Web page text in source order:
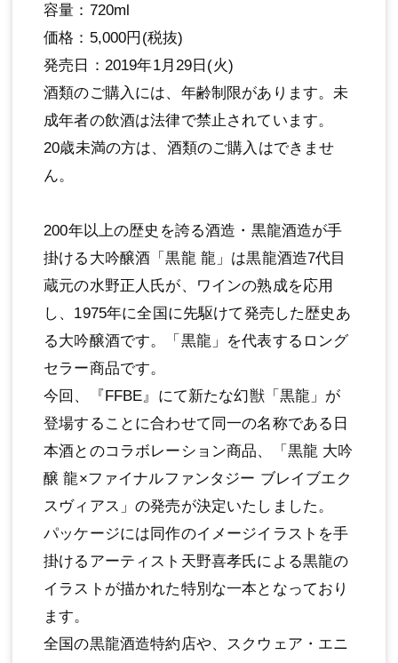
容量：720ml
価格：5,000円(税抜)
発売日：2019年1月29日(火)
酒類のご購入には、年齢制限があります。未
成年者の飲酒は法律で禁止されています。
20歳未満の方は、酒類のご購入はできませ
ん。
200年以上の歴史を誇る酒造・黒龍酒造が手
掛ける大吟醸酒「黒龍 龍」は黒龍酒造7代目
蔵元の水野正人氏が、ワインの熟成を応用
し、1975年に全国に先駆けて発売した歴史あ
る大吟醸酒です。「黒龍」を代表するロング
セラー商品です。
今回、『FFBE』にて新たな幻獣「黒龍」が
登場することに合わせて同一の名称である日
本酒とのコラボレーション商品、「黒龍 大吟
醸 龍×ファイナルファンタジー ブレイブエク
スヴィアス」の発売が決定いたしました。
パッケージには同作のイメージイラストを手
掛けるアーティスト天野喜孝氏による黒龍の
イラストが描かれた特別な一本となっており
ます。
全国の黒龍酒造特約店や、スクウェア・エニ